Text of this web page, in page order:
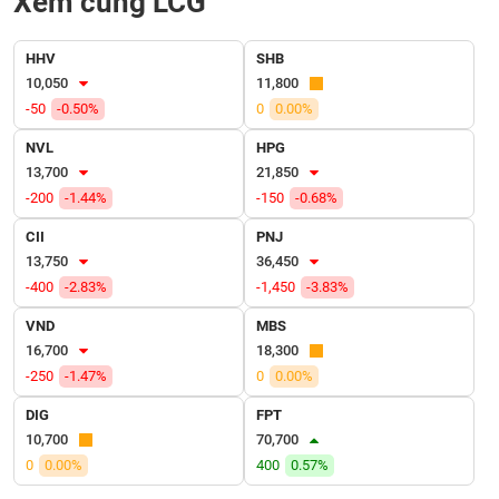
HHV
10,050
-50
-0.50%
SHB
11,800
0
0.00%
NVL
13,700
-200
-1.44%
HPG
21,850
-150
-0.68%
CII
13,750
-400
-2.83%
PNJ
36,450
-1,450
-3.83%
VND
16,700
-250
-1.47%
MBS
18,300
0
0.00%
DIG
10,700
0
0.00%
FPT
70,700
400
0.57%
VỤ
THÔNG
TIỆN
ÍCH
BẤT
ĐỘNG
SẢN
chứng
khoán
(-)